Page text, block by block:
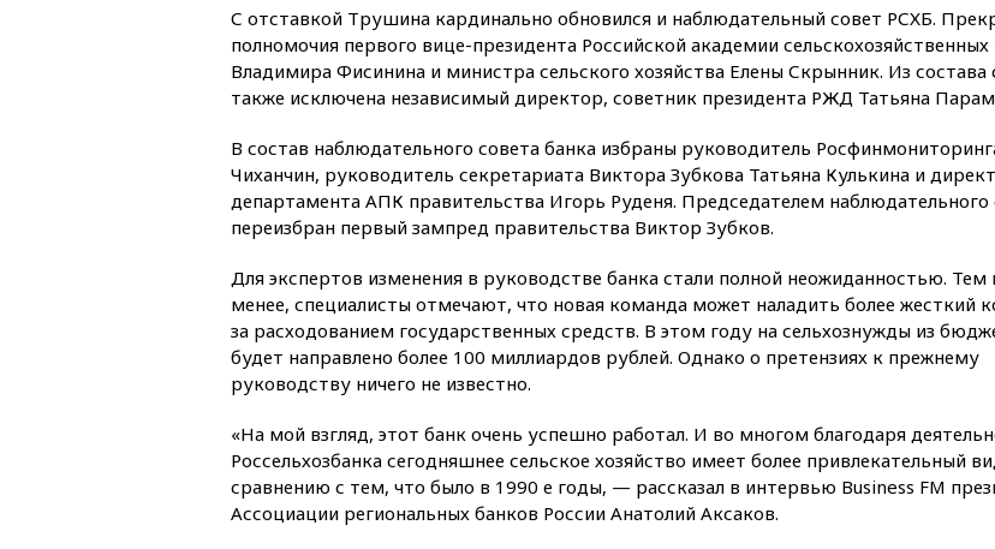
вчера, 14:20
США стал Тодд Бланш
вчера, 13:37 Пляжи
Геленджика закрыты
вчера, 13:03Испания
погранконтроль для
итальянских туристов
атакой БПЛА,
вчера, 11:47Суд
арестом Rolls-Royce
Лерчек
под Самарой погибли
человека
вчера, 10:27
С отставкой Трушина кардинально обновился и наблюдательный совет РСХБ.
полномочия первого вице-президента Российской академии сельскохозяйственных
Владимира Фисинина и министра сельского хозяйства Елены Скрынник. Из состава
также исключена независимый директор, советник президента РЖД Татьяна
В состав наблюдательного совета банка избраны руководитель
Чиханчин, руководитель секретариата Виктора Зубкова Татьяна Кулькина и
департамента АПК правительства Игорь Руденя. Председателем наблюдательного
переизбран первый зампред правительства Виктор Зубков.
Для экспертов изменения в руководстве банка стали полной неожиданностью. Тем
менее, специалисты отмечают, что новая команда может наладить более жесткий
за расходованием государственных средств. В этом году на сельхознужды из
будет направлено более 100 миллиардов рублей. Однако о претензиях к прежнему
руководству ничего не известно.
«На мой взгляд, этот банк очень успешно работал. И во многом благодаря
Россельхозбанка сегодняшнее сельское хозяйство имеет более привлекательный
сравнению с тем, что было в 1990 е годы, — рассказал в интервью Business FM
Ассоциации региональных банков России Анатолий Аксаков.